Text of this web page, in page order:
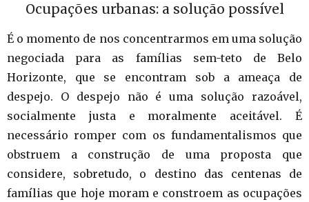
Ocupações urbanas: a solução possível
É o momento de nos concentrarmos em uma solução
negociada para as famílias sem-teto de Belo
Horizonte, que se encontram sob a ameaça de
despejo. O despejo não é uma solução razoável,
socialmente justa e moralmente aceitável. É
necessário romper com os fundamentalismos que
obstruem a construção de uma proposta que
considere, sobretudo, o destino das centenas de
famílias que hoje moram e constroem as ocupações